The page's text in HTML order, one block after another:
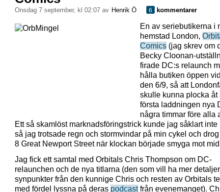
onsdag 7 september, kl 02:07 av Henrik Ö 6 kommentarer
En av seriebutikerna i
hemstad London,
Comics (jag skrev om
Becky Cloonan-
firade DC:s relaunch
hålla butiken öppen
den 6/9, så att
skulle kunna plocka åt
första laddningen nya
några timmar före alla
Ett så skamlöst marknadsföringstrick kunde jag såklart inte
så jag trotsade regn och stormvindar på min cykel och
8 Great Newport Street när klockan började smyga mot
Jag fick ett samtal med Orbitals Chris Thompson om DC-
relaunchen och de nya titlarna (den som vill ha mer
synpunkter från den kunnige Chris och resten av Orbitals
med fördel lyssna på deras podcastfrån evenemanget).